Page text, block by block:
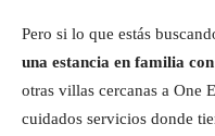
Pero si lo que estás
una estancia en familia
otras villas cercanas a One
cuidados servicios donde